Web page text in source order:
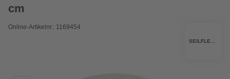
cm
Online-Artikelnr.: 1169454